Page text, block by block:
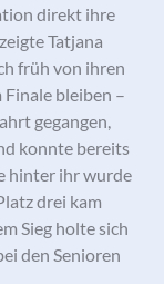
direkt ihre
Tatjana
früh von ihren
Finale bleiben –
gegangen,
konnte bereits
hinter ihr wurde
drei kam
Sieg holte sich
den Senioren